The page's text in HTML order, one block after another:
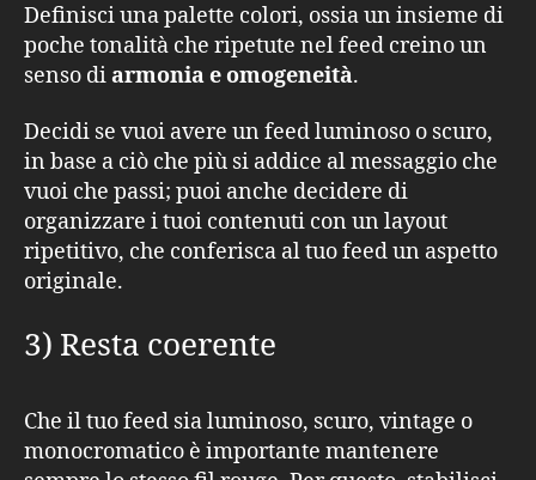
Definisci una palette colori, ossia un insieme di
poche tonalità che ripetute nel feed creino un
senso diarmonia e omogeneità.
Decidi se vuoi avere un feed luminoso o scuro,
in base a ciò che più si addice al messaggio che
vuoi che passi; puoi anche decidere di
organizzare i tuoi contenuti con un layout
ripetitivo, che conferisca al tuo feed un aspetto
originale.
3) Resta coerente
Che il tuo feed sia luminoso, scuro, vintage o
monocromatico è importante mantenere